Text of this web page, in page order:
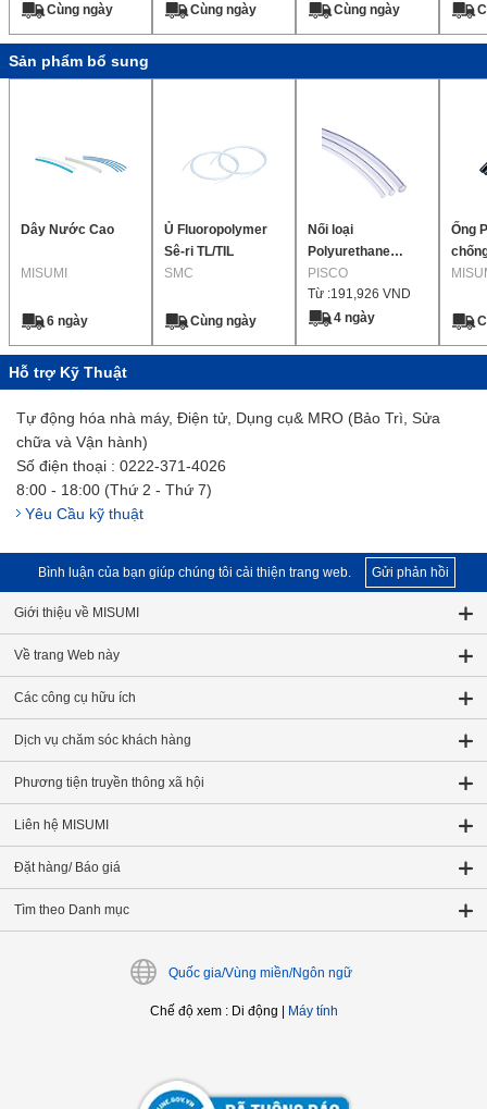
Cùng ngày
Cùng ngày
Cùng ngày
Sản phẩm bổ sung
Dây Nước Cao
MISUMI
6 ngày
Ủ Fluoropolymer
Sê-ri TL/TIL
SMC
Cùng ngày
Nối loại
Polyurethane
thẳng cho đường
ống trong môi
trường sạch
PISCO
Từ :191,926 VND
4 ngày
Ống
Hỗ trợ Kỹ Thuật
Tự động hóa nhà máy, Điện tử, Dụng cụ& MRO (Bảo Trì, Sửa
chữa và Vận hành)
Số điện thoại : 0222-371-4026
8:00 - 18:00 (Thứ 2 - Thứ 7)
Yêu Cầu kỹ thuật
Bình luận của bạn giúp chúng tôi cải thiện trang web. Gửi phản hồi
Giới thiệu về MISUMI
Về trang Web này
Các công cụ hữu ích
Dịch vụ chăm sóc khách hàng
Phương tiện truyền thông xã hội
Liên hệ MISUMI
Đặt hàng/ Báo giá
Tìm theo Danh mục
Quốc gia/Vùng miền/Ngôn ngữ
Chế độ xem: Di động Máy tính